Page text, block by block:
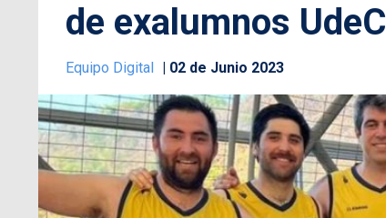
de exalumnos UdeC
Equipo Digital 02 de Junio 2023